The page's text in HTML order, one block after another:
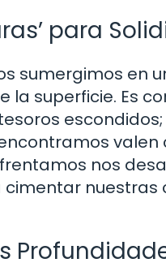
para
sumergimos en
superficie. Es
nos
nuestras